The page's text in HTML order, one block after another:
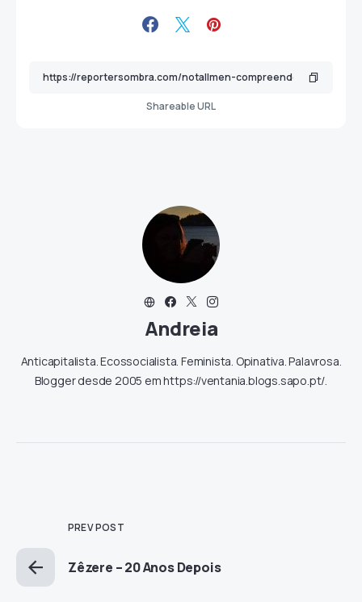
Shareable URL
Andreia
Anticapitalista. Ecossocialista. Feminista. Opinativa. Palavrosa.
Blogger desde 2005 em https://ventania.blogs.sapo.pt/.
PREV POST
Zêzere – 20 Anos Depois